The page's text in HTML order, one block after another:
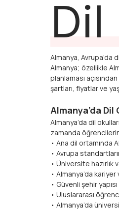
Dil
Almanya,
Almanya; özellikle
planlaması
şartları, fiyatlar ve
Almanya’da
Almanya’da dil
zamanda öğrencilerin
• Ana dil ortamında
• Avrupa
• Üniversite hazırlık
• Almanya’da kariyer
• Güvenli şehir
• Uluslararası
• Almanya’da